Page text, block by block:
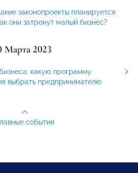
законопроекты планируется
они затронут малый бизнес?
Марта 2023
какую программу
выбрать предпринимателю
события